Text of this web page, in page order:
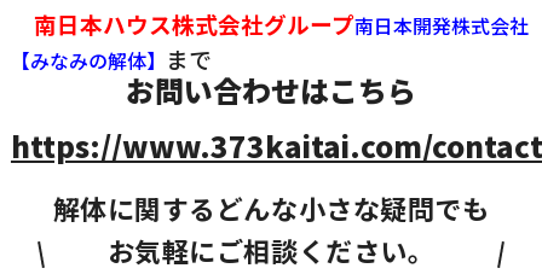
南日本ハウス株式会社グループ南日本開発株式会社
【みなみの解体】 まで
お問い合わせはこちら
https://www.373kaitai.com/
解体に関するどんな小さな疑問でも
お気軽にご相談ください。